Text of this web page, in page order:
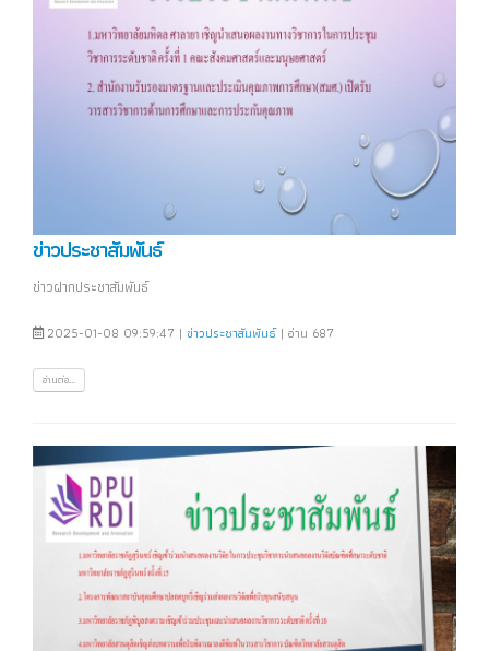
ข่าวประชาสัมพันธ์
ข่าวฝากประชาสัมพันธ์
2025-01-08 09:59:47 | ข่าวประชาสัมพันธ์| อ่าน 687
อ่านต่อ...